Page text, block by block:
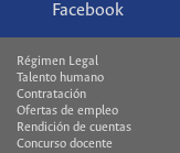
Facebook
Régimen Legal
Talento humano
Contratación
Ofertas de empleo
Rendición de cuentas
Concurso docente